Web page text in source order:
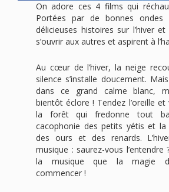
On adore ces 4 films qui
Portées par de bonnes ondes
délicieuses histoires sur l’hiver
s’ouvrir aux autres et aspirent à
Au cœur de l’hiver, la neige
silence s’installe doucement.
dans ce grand calme blanc,
bientôt éclore ! Tendez l’oreille
la forêt qui fredonne tout
cacophonie des petits yétis et la
des ours et des renards.
musique : saurez-vous l’entendre
la musique que la magie
commencer !